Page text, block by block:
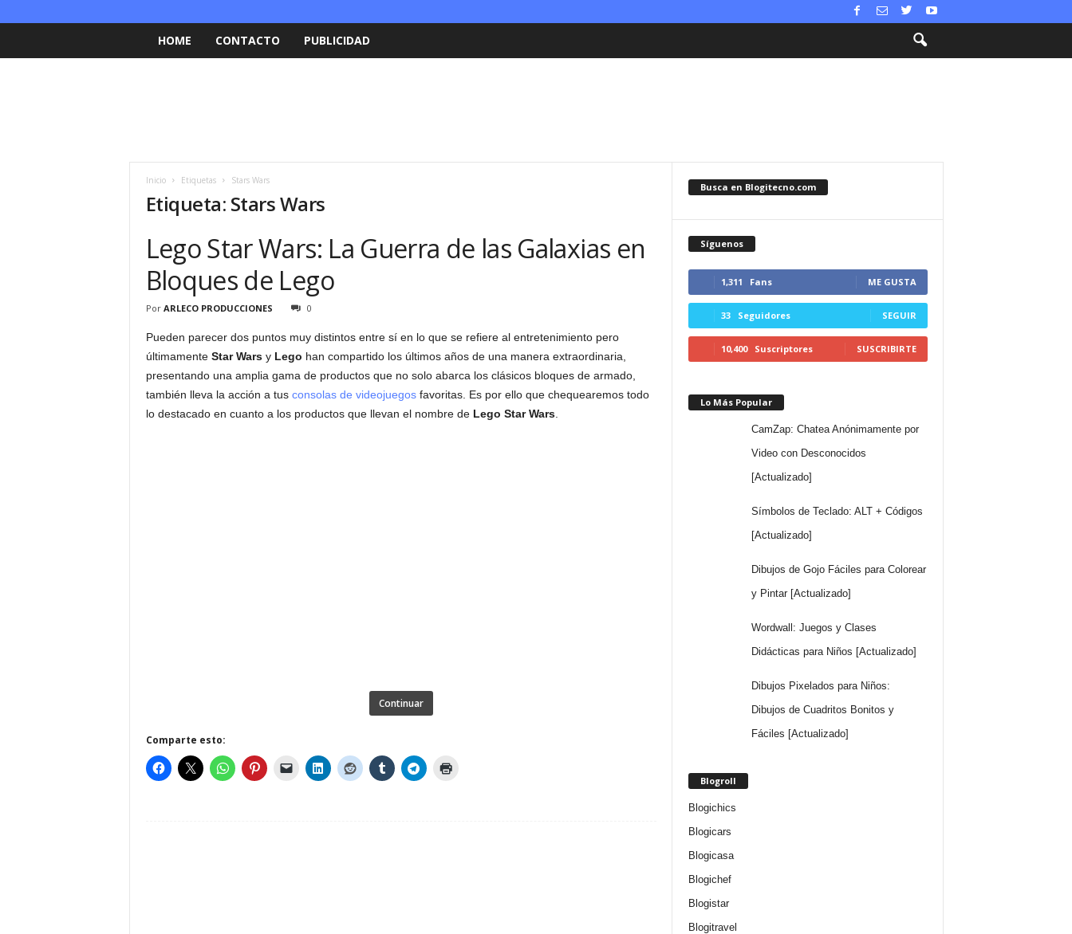
HOME CONTACTO PUBLICIDAD
Inicio Etiquetas Stars Wars
Etiqueta: Stars Wars
Lego Star Wars: La Guerra de las Galaxias en
Bloques de Lego
Por ARLECO PRODUCCIONES 0
Pueden parecer dos puntos muy distintos entre sí en lo que se refiere al entretenimiento pero
últimamente Star Warsy Lego han compartido los últimos años de una manera extraordinaria,
presentando una amplia gama de productos que no solo abarca los clásicos bloques de armado,
también lleva la acción a tus consolas de videojuegosfavoritas. Es por ello que chequearemos todo
lo destacado en cuanto a los productos que llevan el nombre de Lego Star Wars.
Continuar
Comparte esto:
Busca en Blogitecno.com
Síguenos
1,311 Fans ME GUSTA
33 Seguidores SEGUIR
10,400 Suscriptores SUSCRIBIRTE
Lo Más Popular
CamZap: Chatea Anónimamente por
Video con Desconocidos
[Actualizado]
Símbolos de Teclado: ALT + Códigos
[Actualizado]
Dibujos de Gojo Fáciles para Colorear
y Pintar [Actualizado]
Wordwall: Juegos y Clases
Didácticas para Niños [Actualizado]
Dibujos Pixelados para Niños:
Dibujos de Cuadritos Bonitos y
Fáciles [Actualizado]
Blogroll
Blogichics
Blogicars
Blogicasa
Blogichef
Blogistar
Blogitravel